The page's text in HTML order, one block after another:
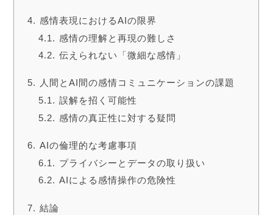
感情表現におけるAIの限界
感情の理解と再現の難しさ
伝えられない「微細な感情」
人間とAI間の感情コミュニケーションの課題
誤解を招く可能性
感情の真正性に対する疑問
AIの倫理的な考慮事項
プライバシーとデータの取り扱い
AIによる感情操作の危険性
結論